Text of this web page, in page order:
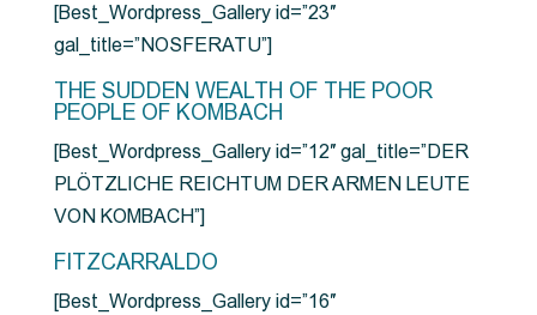
[Best_Wordpress_Gallery id=”23″
gal_title=”NOSFERATU”]
THE SUDDEN WEALTH OF THE POOR
PEOPLE OF KOMBACH
[Best_Wordpress_Gallery id=”12″ gal_title=”DER
PLÖTZLICHE REICHTUM DER ARMEN LEUTE
VON KOMBACH”]
FITZCARRALDO
[Best_Wordpress_Gallery id=”16″